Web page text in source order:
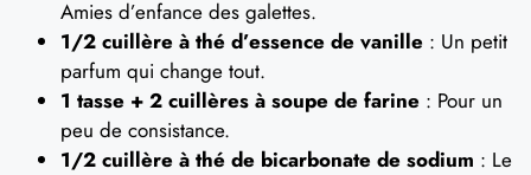
Amies d’enfance des galettes.
1/2 cuillère à thé d’essence de vanille : Un petit
parfum qui change tout.
1 tasse + 2 cuillères à soupe de farine : Pour un
peu de consistance.
1/2 cuillère à thé de bicarbonate de sodium : Le